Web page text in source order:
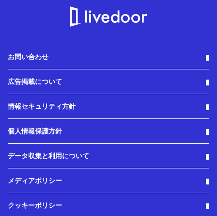
お問い合わせ
広告掲載について
情報セキュリティ方針
個人情報保護方針
データ収集と利用について
メディアポリシー
クッキーポリシー